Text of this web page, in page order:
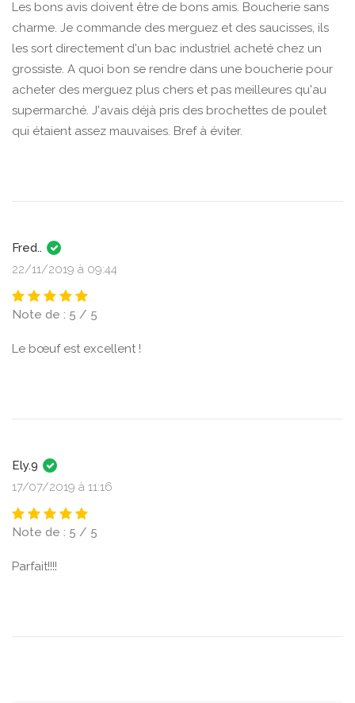
Les bons avis doivent être de bons amis. Boucherie sans
charme. Je commande des merguez et des saucisses, ils
les sort directement d'un bac industriel acheté chez un
grossiste. A quoi bon se rendre dans une boucherie pour
acheter des merguez plus chers et pas meilleures qu'au
supermarché. J'avais déjà pris des brochettes de poulet
qui étaient assez mauvaises. Bref à éviter.
Fred..
22/11/2019 à 09:44
Note de : 5 / 5
Le bœuf est excellent !
Ely.9
17/07/2019 à 11:16
Note de : 5 / 5
Parfait!!!!